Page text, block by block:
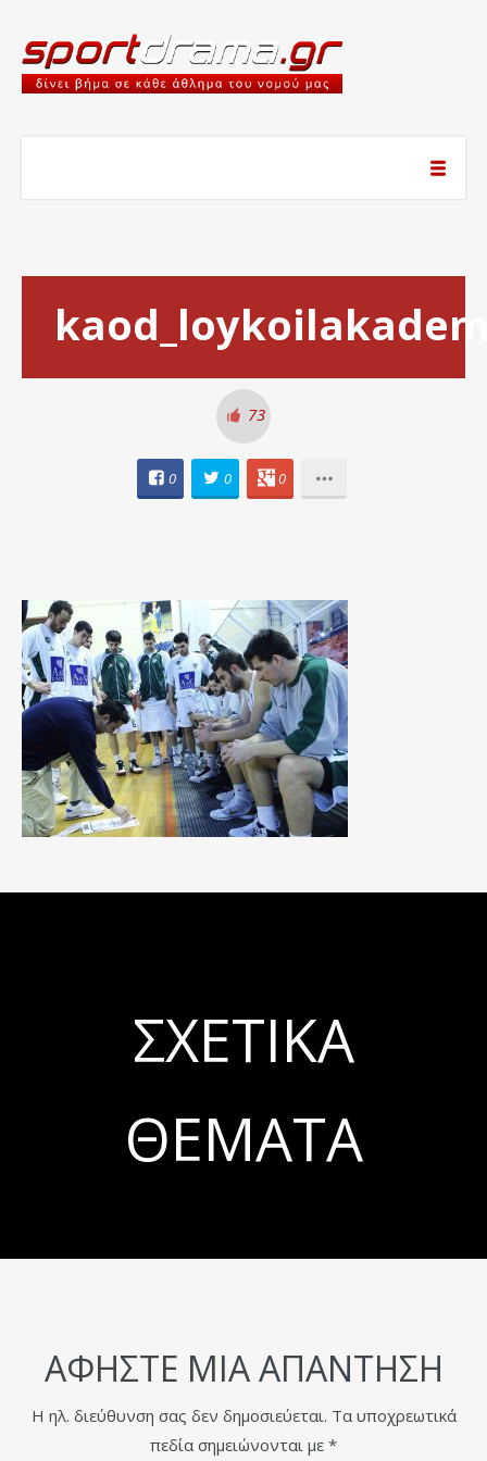
73
0 0 0
ΣΧΕΤΙΚΆ
ΘΈΜΑΤΑ
ΑΦΉΣΤΕ ΜΙΑ ΑΠΆΝΤΗΣΗ
Η ηλ. διεύθυνση σας δεν δημοσιεύεται. Τα υποχρεωτικά
πεδία σημειώνονται με *